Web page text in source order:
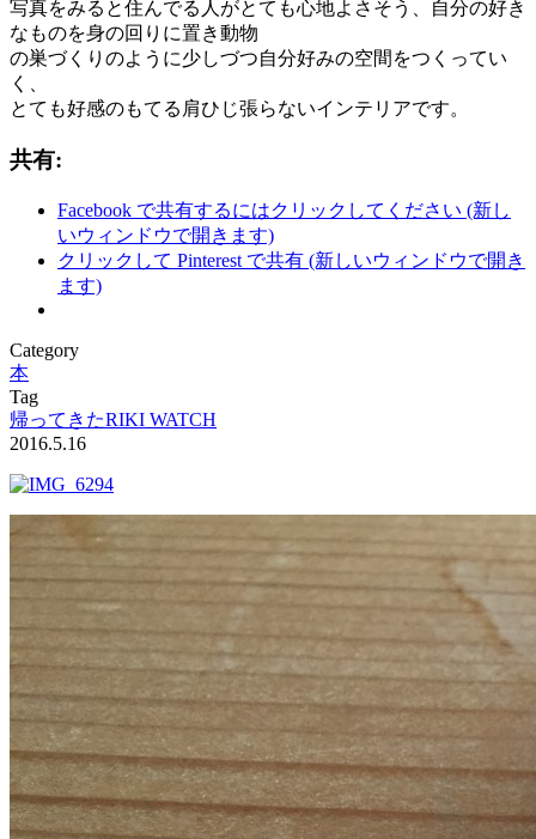
写真をみると住んでる人がとても心地よさそう、自分の好き
なものを身の回りに置き動物
の巣づくりのように少しづつ自分好みの空間をつくってい
く、
とても好感のもてる肩ひじ張らないインテリアです。
共有:
Facebook で共有するにはクリックしてください (新し
いウィンドウで開きます)
クリックして Pinterest で共有 (新しいウィンドウで開き
ます)
Category
本
Tag
帰ってきたRIKI WATCH
2016.5.16